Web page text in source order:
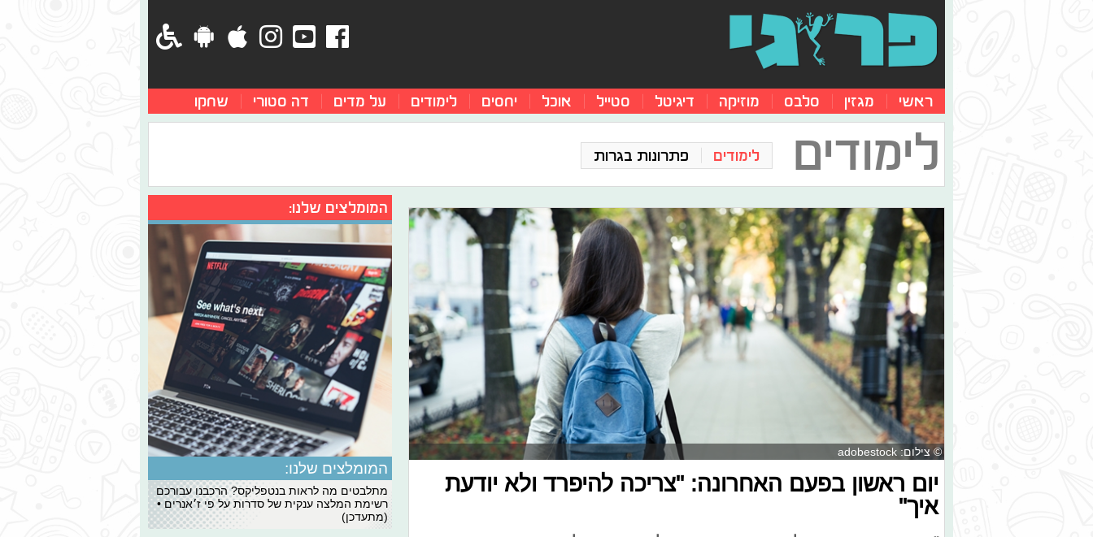
ראשי מגזין סלבס מוזיקה דיגיטל סטייל אוכל יחסים לימודים על מדים דה סטורי שחקו
לימודים לימודים פתרונות בגרות
© צילום: adobestock
יום ראשון בפעם האחרונה: "צריכה להיפרד ולא יודעת
איך"
המומלצים שלנו:
המומלצים שלנו:
מתלבטים מה לראות בנטפליקס? הרכבנו עבורכם
רשימת המלצה ענקית של סדרות על פי ז׳אנרים •
(מתעדכן)